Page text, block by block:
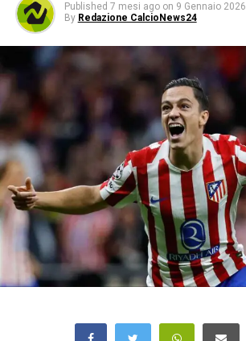
Published 7 mesi ago on 9 Gennaio 2026
By Redazione CalcioNews24